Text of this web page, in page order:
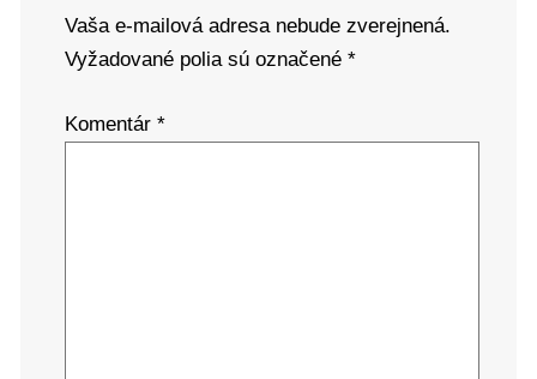
Vaša e-mailová adresa nebude zverejnená.
Vyžadované polia sú označené *
Komentár *